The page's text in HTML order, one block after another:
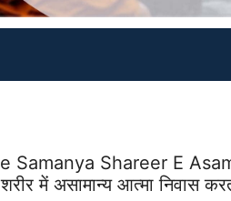
Samanya Shareer E
में असामान्य आत्मा निवास